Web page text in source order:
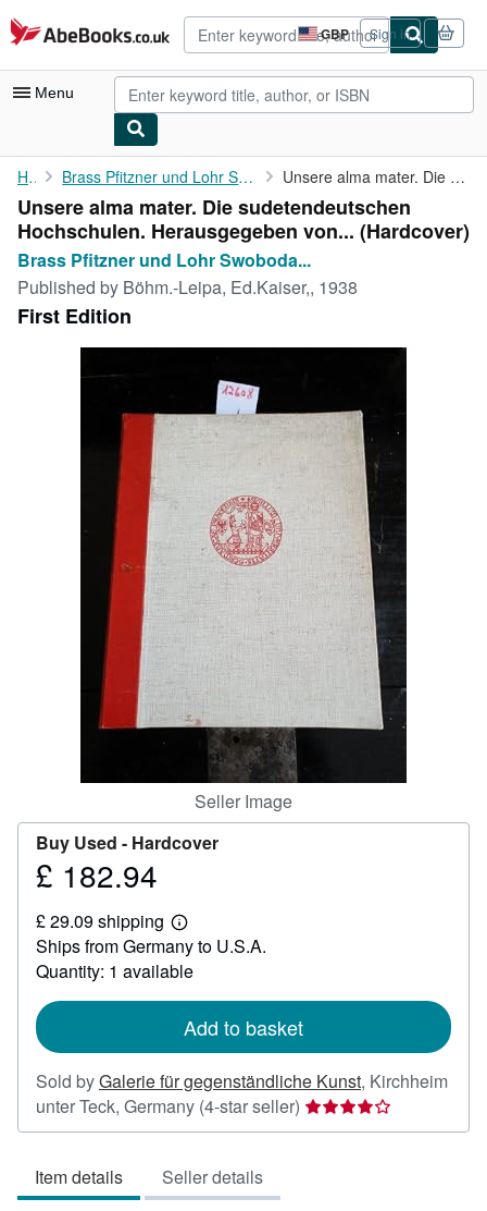
Skip to main content
AbeBooks.co.uk GBP
Site
shopping
preferences
Sign in
Menu
My Account
My Purchases
Advanced Search
Browse Collections
Rare Books
CLOSE
Home Brass Pfitzner und Lohr Swoboda Weizsäcker (Herausgeber): Unsere alma mater. Die sudetendeutschen Hochschulen. ...
Unsere alma mater. Die sudetendeutschen
Hochschulen. Herausgegeben von... (Hardcover)
Brass Pfitzner und Lohr Swoboda...
Published by Böhm.-Leipa, Ed.Kaiser,, 1938
First Edition
Seller Image
Buy Used - Hardcover
Price
182.94
£ 182.94
£ 29.09 shipping
Learn
more
about
shipping
Ships from Germany to U.S.A.
Quantity: 1 available
Add to basket
Sold byGalerie für gegenständliche Kunst, Kirchheim
unter Teck, Germany (4-star seller) Seller
rating
Item details Seller details